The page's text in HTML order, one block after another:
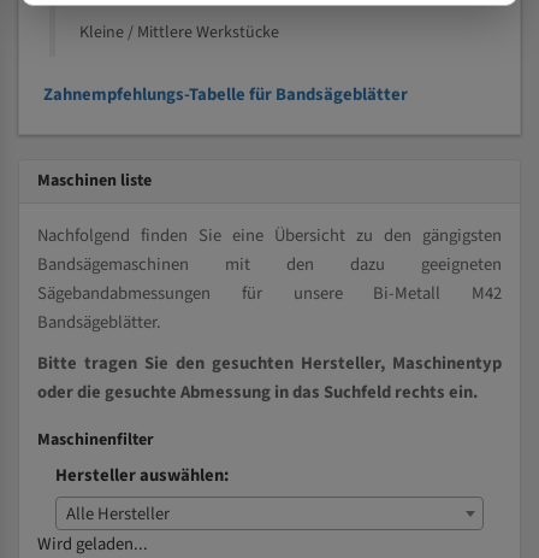
Kleine / Mittlere Werkstücke
Zahnempfehlungs-Tabelle für Bandsägeblätter
Maschinen liste
Nachfolgend finden Sie eine Übersicht zu den gängigsten
Bandsägemaschinen mit den dazu geeigneten
Sägebandabmessungen für unsere Bi-Metall M42
Bandsägeblätter.
Bitte tragen Sie den gesuchten Hersteller, Maschinentyp
oder die gesuchte Abmessung in das Suchfeld rechts ein.
Maschinenfilter
Hersteller auswählen:
Alle Hersteller
Wird geladen...